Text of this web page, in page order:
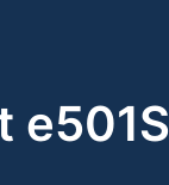
e501S